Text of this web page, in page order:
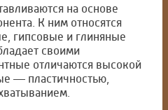
на основе
К ним относятся
гипсовые и глиняные
своими
отличаются высокой
— пластичностью,